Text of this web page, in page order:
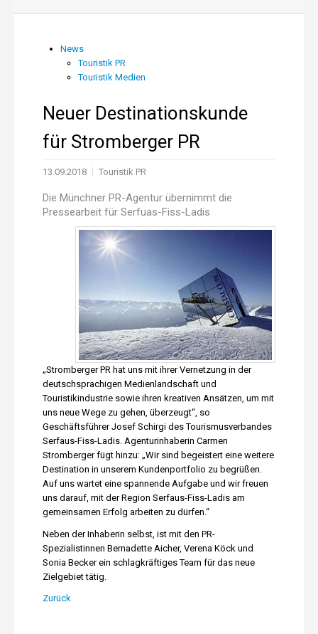
Online-Adressanwendung
Neuer Destinationskunde
für Stromberger PR
13.09.2018 Touristik PR
Die Münchner PR-Agentur übernimmt die
Pressearbeit für Serfuas-Fiss-Ladis
„Stromberger PR hat uns mit ihrer Vernetzung in der
deutschsprachigen Medienlandschaft und
Touristikindustrie sowie ihren kreativen Ansätzen, um mit
uns neue Wege zu gehen, überzeugt“, so
Geschäftsführer Josef Schirgi des Tourismusverbandes
Serfaus-Fiss-Ladis. Agenturinhaberin Carmen
Stromberger fügt hinzu: „Wir sind begeistert eine weitere
Destination in unserem Kundenportfolio zu begrüßen.
Auf uns wartet eine spannende Aufgabe und wir freuen
uns darauf, mit der Region Serfaus-Fiss-Ladis am
gemeinsamen Erfolg arbeiten zu dürfen.“
Neben der Inhaberin selbst, ist mit den PR-
Spezialistinnen Bernadette Aicher, Verena Köck und
Sonia Becker ein schlagkräftiges Team für das neue
Zielgebiet tätig.
Zurück
News
Touristik PR
Touristik Medien